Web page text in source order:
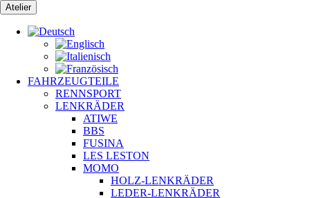
Zum
Inhalt
springen
Atelier
FAHRZEUGTEILE
RENNSPORT
LENKRÄDER
ATIWE
BBS
FUSINA
LES LESTON
MOMO
HOLZ-LENKRÄDER
LEDER-LENKRÄDER